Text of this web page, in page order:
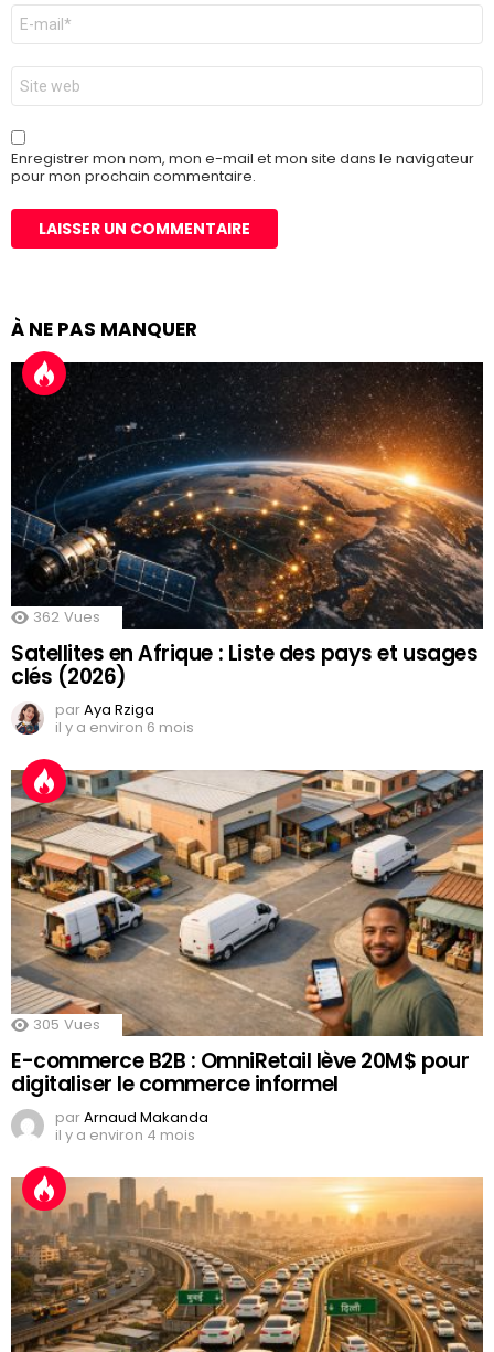
E-
mail
*
Site
web
Enregistrer mon nom, mon e-mail et mon site dans le navigateur
pour mon prochain commentaire.
À NE PAS MANQUER
362 Vues
Satellites en Afrique : Liste des pays et usages
clés (2026)
parAya Rziga
il y a environ 6 mois
305 Vues
E-commerce B2B : OmniRetail lève 20M$ pour
digitaliser le commerce informel
parArnaud Makanda
il y a environ 4 mois